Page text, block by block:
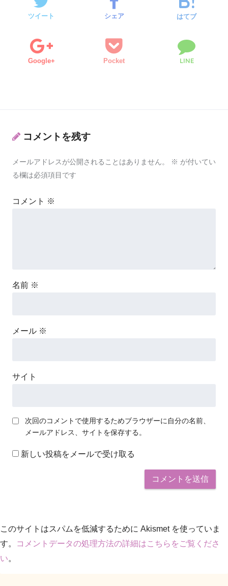
ツイート シェア はてブ
Google+ Pocket LINE
コメントを残す
メールアドレスが公開されることはありません。 ※ が付いてい
る欄は必須項目です
コメント ※
名前 ※
メール ※
サイト
次回のコメントで使用するためブラウザーに自分の名前、
メールアドレス、サイトを保存する。
新しい投稿をメールで受け取る
このサイトはスパムを低減するために Akismet を使っていま
す。
コメントデータの処理方法の詳細はこちらをご覧くださ
い。